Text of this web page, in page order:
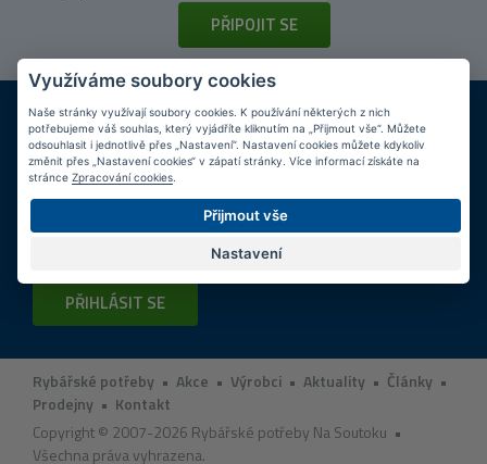
PŘIPOJIT SE
DOPRAVA ZDARMA
Při nákupu nad 2 000 Kč
KAMENNÉ PRODEJNY
Jsme na trhu více než 10 let
Tipyk nákupu
Napište nám svůj e-mail a my vás budeme informovatmax.
o zajímavých nabídkách!
PŘIHLÁSIT SE
Rybářské potřeby • Akce • Výrobci • Aktuality • Články •
Prodejny • Kontakt
Copyright © 2007-2026 Rybářské potřeby Na Soutoku •
Všechna práva vyhrazena.
Využíváme soubory cookies
Naše stránky využívají soubory cookies. K používání některých z nich
potřebujeme váš souhlas, který vyjádříte kliknutím na „Přijmout vše“. Můžete
odsouhlasit i jednotlivě přes „Nastavení“. Nastavení cookies můžete kdykoliv
změnit přes „Nastavení cookies“ v zápatí stránky. Více informací získáte na
stránce Zpracování cookies
Přijmout vše
Nastavení